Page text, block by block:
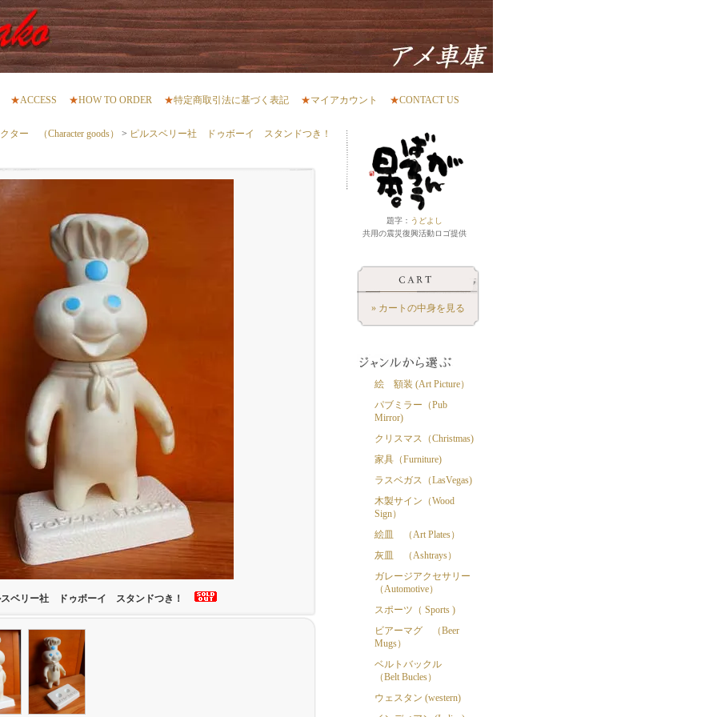
★ACCESS ★HOW TO ORDER ★特定商取引法に基づく表記 ★マイアカウント ★CONTACT US
ター （Character goods） > ピルスベリー社 ドゥボーイ スタンドつき！
スベリー社 ドゥボーイ スタンドつき！
題字： うどよし
共用の震災復興活動ロゴ提供
» カートの中身を見る
絵 額装 (Art Picture）
パブミラー（Pub
Mirror)
クリスマス（Christmas)
家具（Furniture)
ラスベガス（LasVegas)
木製サイン（Wood
Sign）
絵皿 （Art Plates）
灰皿 （Ashtrays）
ガレージアクセサリー
（Automotive）
スポーツ（ Sports )
ビアーマグ （Beer
Mugs）
ベルトバックル
（Belt Bucles）
ウェスタン (western)